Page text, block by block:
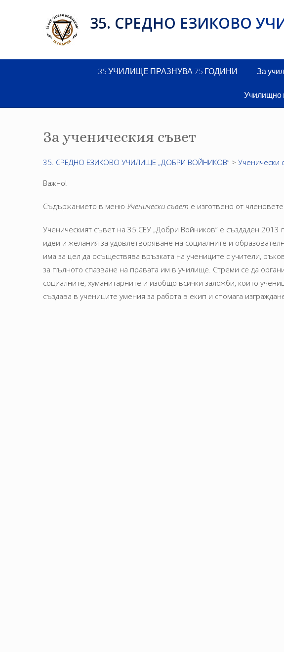
35. СРЕДНО ЕЗИКОВО
35 УЧИЛИЩЕ ПРАЗНУВА 75 ГОДИНИ За
Училищно
За ученическия съвет
35. СРЕДНО ЕЗИКОВО УЧИЛИЩЕ „ДОБРИ ВОЙНИКОВ“ > Ученически
Важно!
Съдържанието в меню Ученически съвет е изготвено от
Ученическият съвет на 35.СЕУ „Добри Войников” е създаден 2013
идеи и желания за удовлетворяване на социалните и
има за цел да осъществява връзката на учениците с учители,
за пълното спазване на правата им в училище. Стреми се да
социалните, хуманитарните и изобщо всички заложби, които
създава в учениците умения за работа в екип и спомага